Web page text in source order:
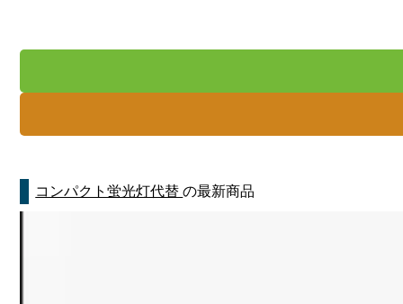
コンパクト蛍光灯代替の最新商品